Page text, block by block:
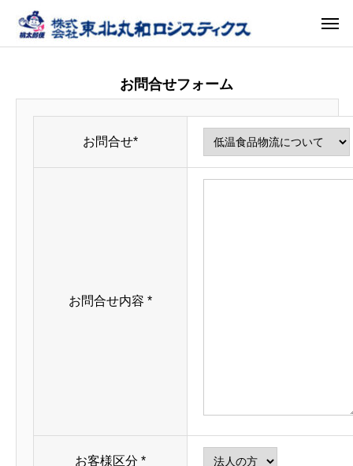
お問合せフォーム
お問合せ*
お問合せ内容 *
お客様区分 *